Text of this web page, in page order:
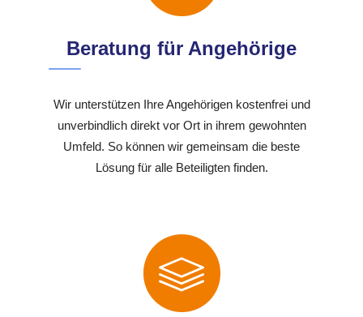
Beratung für Angehörige
Wir unterstützen Ihre Angehörigen kostenfrei und
unverbindlich direkt vor Ort in ihrem gewohnten
Umfeld. So können wir gemeinsam die beste
Lösung für alle Beteiligten finden.